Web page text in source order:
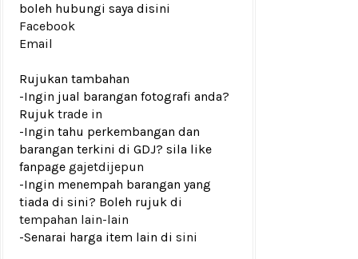
boleh hubungi saya disini
Facebook
Email
Rujukan tambahan
-Ingin jual barangan fotografi anda?
Rujuk trade in
-Ingin tahu perkembangan dan
barangan terkini di GDJ? sila like
fanpage gajetdijepun
-Ingin menempah barangan yang
tiada di sini? Boleh rujuk di
tempahan lain-lain
-Senarai harga item lain di sini